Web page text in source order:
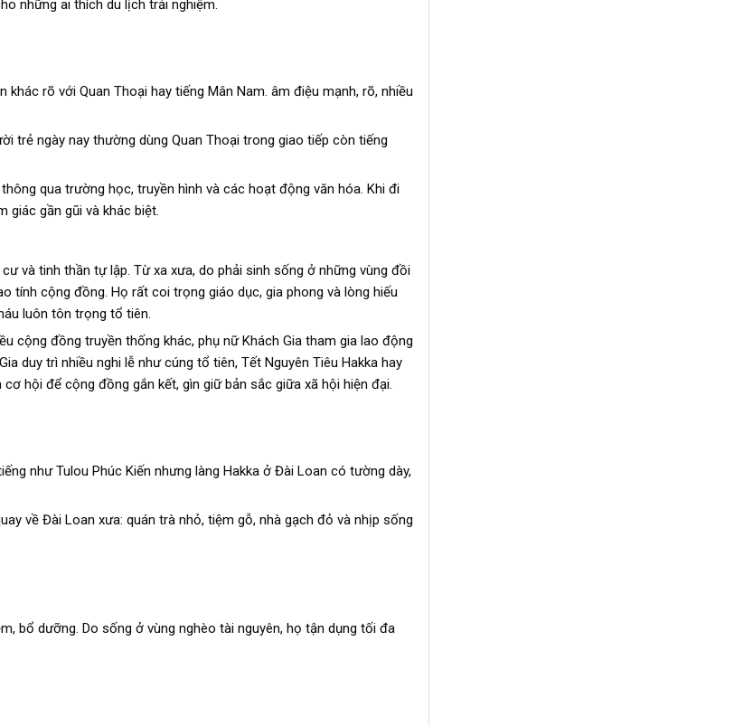
những ai thích du lịch trải nghiệm.
rõ với Quan Thoại hay tiếng Mân Nam. âm điệu mạnh, rõ, nhiều
trẻ ngày nay thường dùng Quan Thoại trong giao tiếp còn tiếng
qua trường học, truyền hình và các hoạt động văn hóa. Khi đi
giác gần gũi và khác biệt.
và tinh thần tự lập. Từ xa xưa, do phải sinh sống ở những vùng đồi
tính cộng đồng. Họ rất coi trọng giáo dục, gia phong và lòng hiếu
luôn tôn trọng tổ tiên.
cộng đồng truyền thống khác, phụ nữ Khách Gia tham gia lao động
duy trì nhiều nghi lễ như cúng tổ tiên, Tết Nguyên Tiêu Hakka hay
hội để cộng đồng gắn kết, gìn giữ bản sắc giữa xã hội hiện đại.
như Tulou Phúc Kiến nhưng làng Hakka ở Đài Loan có tường dày,
về Đài Loan xưa: quán trà nhỏ, tiệm gỗ, nhà gạch đỏ và nhịp sống
bổ dưỡng. Do sống ở vùng nghèo tài nguyên, họ tận dụng tối đa